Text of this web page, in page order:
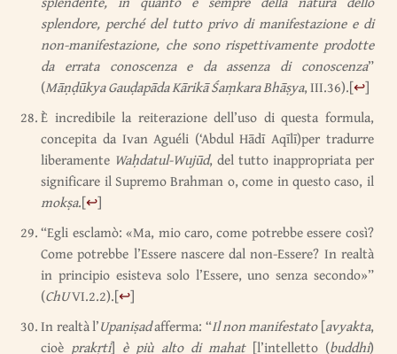
splendore, perché del tutto privo di manifestazione e di
non-manifestazione, che sono rispettivamente prodotte
da errata conoscenza e da assenza di conoscenza”
(Māṇḍūkya Gauḍapāda Kārikā Śaṃkara Bhāṣya, III.36).[↩]
È incredibile la reiterazione dell’uso di questa formula,
concepita da Ivan Aguéli (‘Abdul Hādī Aqīlī)per tradurre
liberamente Waḥdatul-Wujūd, del tutto inappropriata per
significare il Supremo Brahman o, come in questo caso, il
mokṣa.[↩]
“Egli esclamò: «Ma, mio caro, come potrebbe essere così?
Come potrebbe l’Essere nascere dal non-Essere? In realtà
in principio esisteva solo l’Essere, uno senza secondo»”
(ChUVI.2.2).[↩]
In realtà l’Upaniṣadafferma: “Il non manifestato[avyakta,
cioè prakṛti] è più alto di mahat [l’intelletto (buddhi)